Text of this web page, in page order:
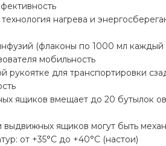
технология нагрева и
(флаконы по 1000 мл каждый
мобильность
рукоятке для транспортировки
ящиков вмещает до 20 бутылок
ящиков могут быть
от +35°C до +40°C (настои)